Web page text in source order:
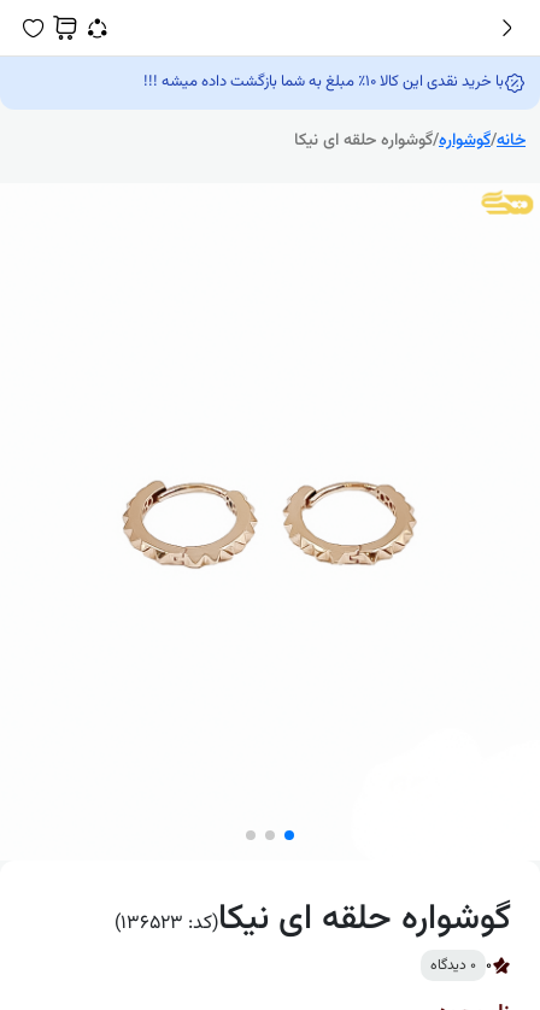
با خرید نقدی این کالا 10٪ مبلغ به شما بازگشت داده میشه !!!
خانه/گوشواره/گوشواره حلقه ای نیکا
گوشواره حلقه ای نیکا(کد: 136523)
0 0 دیدگاه